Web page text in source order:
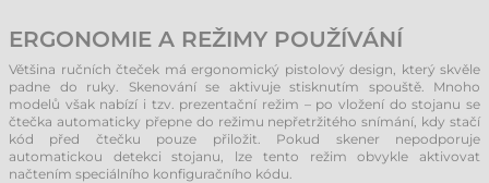
ERGONOMIE A REŽIMY POUŽÍVÁNÍ
Většina ručních čteček má ergonomický pistolový design, který skvěle
padne do ruky. Skenování se aktivuje stisknutím spouště. Mnoho
modelů však nabízí i tzv. prezentační režim – po vložení do stojanu se
čtečka automaticky přepne do režimu nepřetržitého snímání, kdy stačí
kód před čtečku pouze přiložit. Pokud skener nepodporuje
automatickou detekci stojanu, lze tento režim obvykle aktivovat
načtením speciálního konfiguračního kódu.